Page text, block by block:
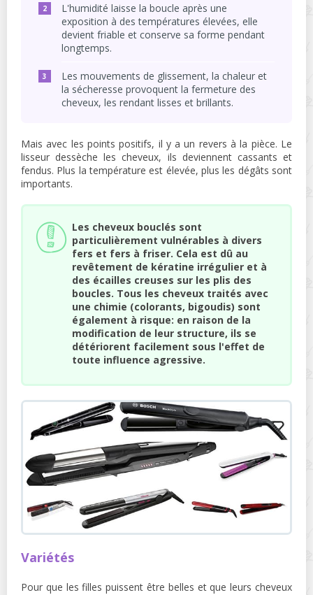
L'humidité laisse la boucle après une
exposition à des températures élevées, elle
devient friable et conserve sa forme pendant
longtemps.
Les mouvements de glissement, la chaleur et
la sécheresse provoquent la fermeture des
cheveux, les rendant lisses et brillants.
Mais avec les points positifs, il y a un revers à la pièce. Le
lisseur dessèche les cheveux, ils deviennent cassants et
fendus. Plus la température est élevée, plus les dégâts sont
importants.
Les cheveux bouclés sont
particulièrement vulnérables à divers
fers et fers à friser. Cela est dû au
revêtement de kératine irrégulier et à
des écailles creuses sur les plis des
boucles. Tous les cheveux traités avec
une chimie (colorants, bigoudis) sont
également à risque: en raison de la
modification de leur structure, ils se
détériorent facilement sous l'effet de
toute influence agressive.
Variétés
Pour que les filles puissent être belles et que leurs cheveux